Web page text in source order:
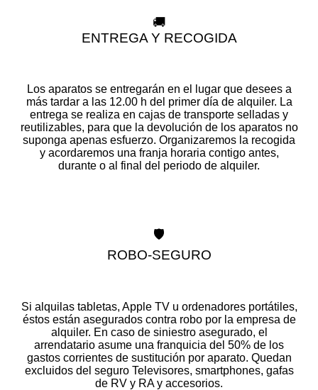
🚚
ENTREGA Y RECOGIDA
Los aparatos se entregarán en el lugar que desees a
más tardar a las 12.00 h del primer día de alquiler. La
entrega se realiza en cajas de transporte selladas y
reutilizables, para que la devolución de los aparatos no
suponga apenas esfuerzo. Organizaremos la recogida
y acordaremos una franja horaria contigo antes,
durante o al final del periodo de alquiler.
🛡️
ROBO-SEGURO
Si alquilas tabletas, Apple TV u ordenadores portátiles,
éstos están asegurados contra robo por la empresa de
alquiler. En caso de siniestro asegurado, el
arrendatario asume una franquicia del 50% de los
gastos corrientes de sustitución por aparato. Quedan
excluidos del seguro Televisores, smartphones, gafas
de RV y RA y accesorios.